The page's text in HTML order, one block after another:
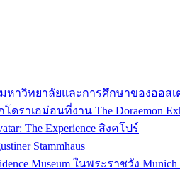
หาวิทยาลัยและการศึกษาของออสเ
าเอม่อนที่งาน The Doraemon
The Experience สิงคโปร์
Stammhaus
Museum ในพระราชวัง Munich